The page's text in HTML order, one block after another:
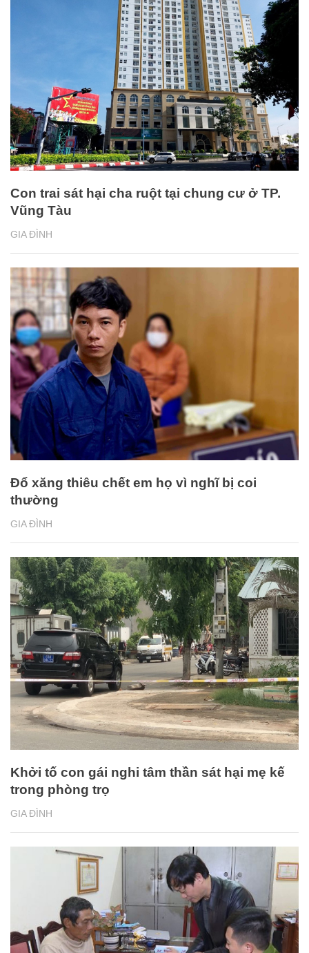
GIA ĐÌNH
Con trai sát hại cha ruột tại chung cư ở TP.
Vũng Tàu
GIA ĐÌNH
Đổ xăng thiêu chết em họ vì nghĩ bị coi
thường
GIA ĐÌNH
Khởi tố con gái nghi tâm thần sát hại mẹ kế
trong phòng trọ